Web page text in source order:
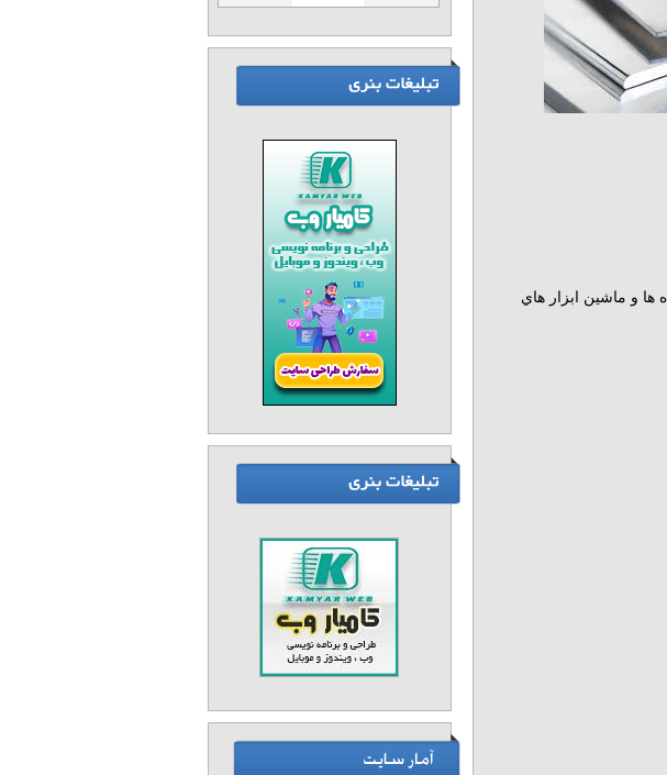
و ماشين ابزار هاي